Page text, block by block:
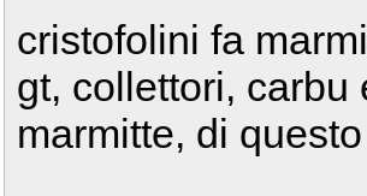
cristofolini fa
gt, collettori, carbu
marmitte, di